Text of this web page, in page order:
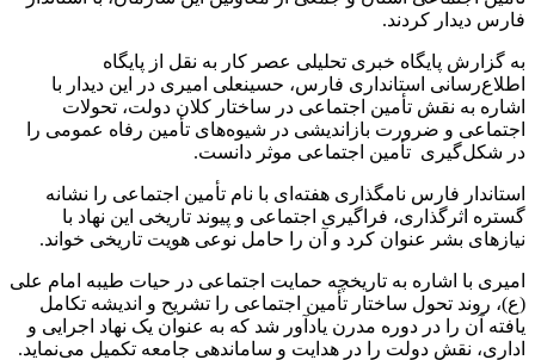
فارس دیدار کردند.
به گزارش پایگاه خبری تحلیلی عصر کار به نقل از پایگاه
اطلاع‌رسانی استانداری فارس، حسینعلی امیری در این دیدار با
اشاره به نقش تأمین اجتماعی در ساختار کلان دولت، تحولات
اجتماعی و ضرورت بازاندیشی در شیوه‌های تأمین رفاه عمومی را
در شکل‌گیری تأمین اجتماعی موثر دانست.
استاندار فارس نامگذاری هفته‌ای با نام تأمین اجتماعی را نشانه
گستره اثرگذاری، فراگیری اجتماعی و پیوند تاریخی این نهاد با
نیازهای بشر عنوان کرد و آن را حامل نوعی هویت تاریخی خواند.
امیری با اشاره به تاریخچه حمایت اجتماعی در حیات طیبه امام علی
(ع)، روند تحول ساختار تأمین اجتماعی را تشریح و اندیشه تکامل
یافته آن را در دوره مدرن یادآور شد که به عنوان یک نهاد اجرایی و
اداری، نقش دولت را در هدایت و ساماندهی جامعه تکمیل می‌نماید.